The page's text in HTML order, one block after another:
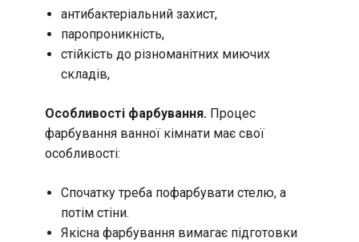
антибактеріальний захист,
паропроникність,
стійкість до різноманітних миючих
складів,
Особливості фарбування. Процес
фарбування ванної кімнати має свої
особливості:
Спочатку треба пофарбувати стелю, а
потім стіни.
Якісна фарбування вимагає підготовки